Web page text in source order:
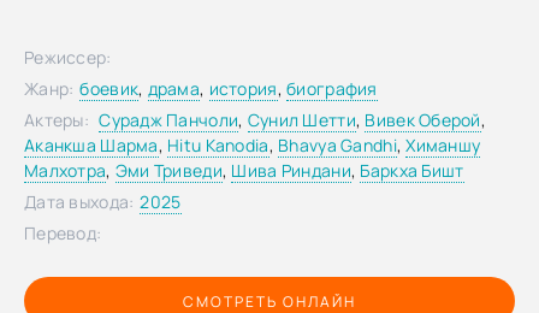
СМОТРЕТЬ ОНЛАЙН
Режиссер:
Жанр: боевик, драма, история,биография
Актеры: Сурадж Панчоли, Сунил Шетти, Вивек Оберой,
Аканкша Шарма, Hitu Kanodia, Bhavya Gandhi,Химаншу
Малхотра, Эми Триведи, Шива Риндани, Баркха Бишт
Дата выхода: 2025
Перевод: